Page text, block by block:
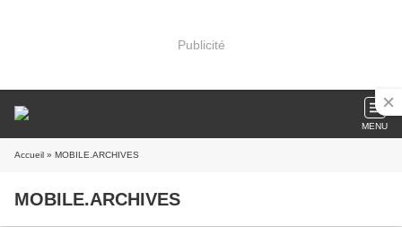
Publicité
MENU
Accueil » MOBILE.ARCHIVES
MOBILE.ARCHIVES